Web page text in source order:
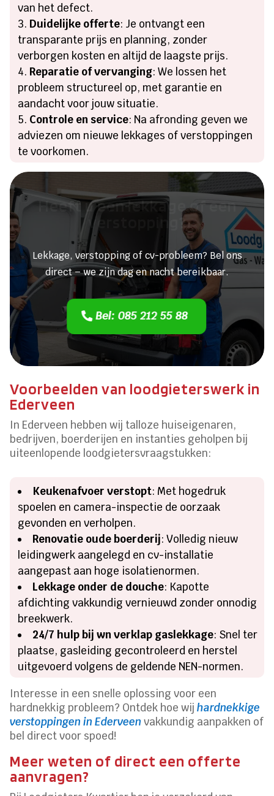
van het defect.
Duidelijke offerte: Je ontvangt een
transparante prijs en planning, zonder
verborgen kosten en altijd de laagste prijs.
Reparatie of vervanging: We lossen het
probleem structureel op, met garantie en
aandacht voor jouw situatie.
Controle en service: Na afronding geven we
adviezen om nieuwe lekkages of verstoppingen
te voorkomen.
Heeft u een lekkage of een
verstopping?
Lekkage, verstopping of cv-probleem? Bel ons
direct – we zijn dag en nacht bereikbaar.
Bel: 085 212 55 88
Voorbeelden van loodgieterswerk in
Ederveen
In Ederveen hebben wij talloze huiseigenaren,
bedrijven, boerderijen en instanties geholpen bij
uiteenlopende loodgietersvraagstukken:
Keukenafvoer verstopt: Met hogedruk
spoelen en camera-inspectie de oorzaak
gevonden en verholpen.
Renovatie oude boerderij: Volledig nieuw
leidingwerk aangelegd en cv-installatie
aangepast aan hoge isolatienormen.
Lekkage onder de douche: Kapotte
afdichting vakkundig vernieuwd zonder onnodig
breekwerk.
24/7 hulp bij wn verklap gaslekkage: Snel ter
plaatse, gasleiding gecontroleerd en herstel
uitgevoerd volgens de geldende NEN-normen.
Interesse in een snelle oplossing voor een
hardnekkig probleem? Ontdek hoe wijhardnekkige
verstoppingen in Ederveen vakkundig aanpakken of
bel direct voor spoed!
Meer weten of direct een offerte
aanvragen?